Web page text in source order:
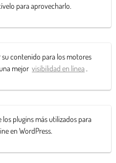
para aprovecharlo.
su contenido para los motores
mejor visibilidad en línea .
plugins más utilizados para
en WordPress.